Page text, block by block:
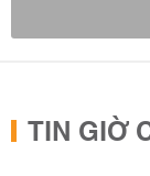
TIN GIỜ